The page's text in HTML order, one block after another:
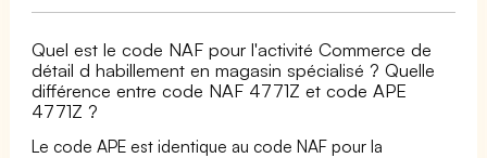
Quel est le code NAF pour l'activité Commerce de
détail d habillement en magasin spécialisé ? Quelle
différence entre code NAF 4771Z et code APE
4771Z ?
Le code APE est identique au code NAF pour la